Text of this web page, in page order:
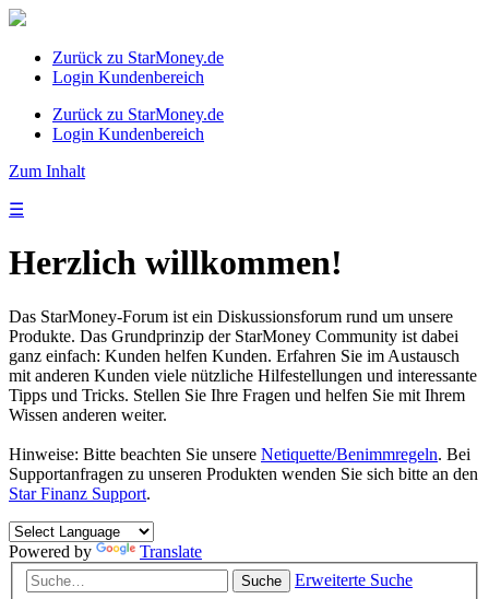
Zurück zu StarMoney.de
Login Kundenbereich
Zurück zu StarMoney.de
Login Kundenbereich
Zum Inhalt
☰
Herzlich willkommen!
Das StarMoney-Forum ist ein Diskussionsforum rund um unsere
Produkte. Das Grundprinzip der StarMoney Community ist dabei
ganz einfach: Kunden helfen Kunden. Erfahren Sie im Austausch
mit anderen Kunden viele nützliche Hilfestellungen und interessante
Tipps und Tricks. Stellen Sie Ihre Fragen und helfen Sie mit Ihrem
Wissen anderen weiter.
Hinweise: Bitte beachten Sie unsere Netiquette/Benimmregeln. Bei
Supportanfragen zu unseren Produkten wenden Sie sich bitte an den
Star Finanz Support.
Powered by Translate
Suche Erweiterte Suche